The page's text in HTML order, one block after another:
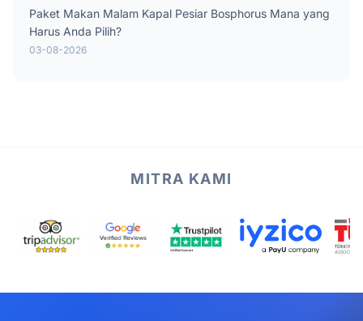
Paket Makan Malam Kapal Pesiar Bosphorus Mana yang
Harus Anda Pilih?
03-08-2026
MITRA KAMI